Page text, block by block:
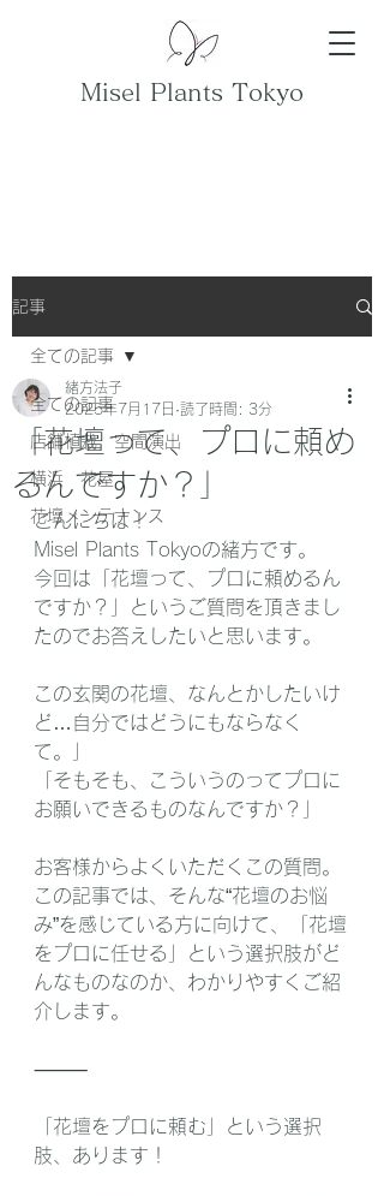
Misel Plants Tokyo
記事
全ての記事
店舗植栽 空間演出
横浜 花屋
花壇メンテナンス
全ての記事
「花壇って、プロに頼め
るんですか？」
緒方法子
2025年7月17日 読了時間: 3分
こんにちは！
Misel Plants Tokyoの緒方です。
今回は「花壇って、プロに頼めるん
ですか？」というご質問を頂きまし
たのでお答えしたいと思います。
この玄関の花壇、なんとかしたいけ
ど…自分ではどうにもならなく
て。」
「そもそも、こういうのってプロに
お願いできるものなんですか？」
お客様からよくいただくこの質問。
この記事では、そんな“花壇のお悩
み”を感じている方に向けて、「花壇
をプロに任せる」という選択肢がど
んなものなのか、わかりやすくご紹
介します。
⸻
「花壇をプロに頼む」という選択
肢、あります！